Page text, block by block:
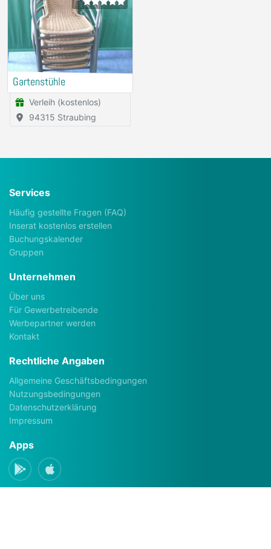
Gartenstühle
Verleih (kostenlos)
94315 Straubing
Services
Häufig gestellte Fragen (FAQ)
Inserat kostenlos erstellen
Buchungskalender
Gruppen
Unternehmen
Über uns
Für Gewerbetreibende
Werbepartner werden
Kontakt
Rechtliche Angaben
Allgemeine Geschäftsbedingungen
Nutzungsbedingungen
Datenschutzerklärung
Impressum
Apps